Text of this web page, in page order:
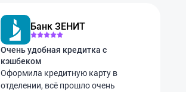
Банк ЗЕНИТ
Очень удобная кредитка с
кэшбеком
Оформила кредитную карту в
отделении, всё прошло очень